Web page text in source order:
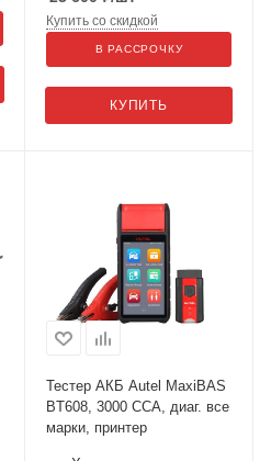
КУПИТЬ
Купить со скидкой
В РАССРОЧКУ
Тестер АКБ Autel MaxiBAS
BT608, 3000 CCA, диаг. все
марки, принтер